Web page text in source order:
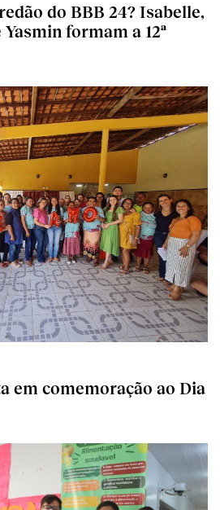
do BBB 24? Isabelle,
formam a 12ª
em comemoração ao Dia